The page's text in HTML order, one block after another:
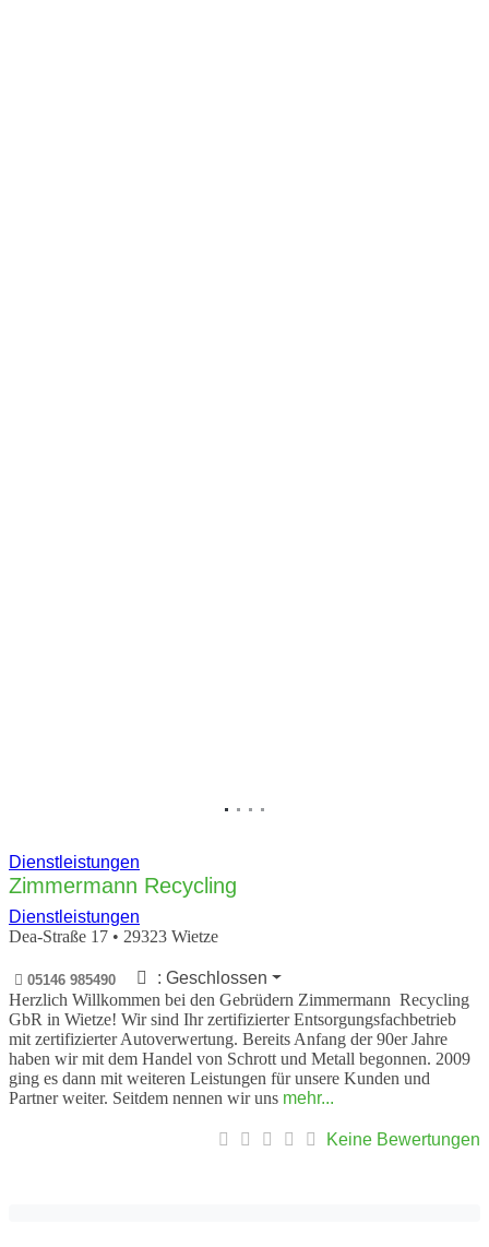
Dienstleistungen
Zimmermann Recycling
Dienstleistungen
Dea-Straße 17 • 29323 Wietze
05146 985490 : Geschlossen
Herzlich Willkommen bei den Gebrüdern Zimmermann Recycling
GbR in Wietze! Wir sind Ihr zertifizierter Entsorgungsfachbetrieb
mit zertifizierter Autoverwertung. Bereits Anfang der 90er Jahre
haben wir mit dem Handel von Schrott und Metall begonnen. 2009
ging es dann mit weiteren Leistungen für unsere Kunden und
Partner weiter. Seitdem nennen wir uns mehr...
Keine Bewertungen